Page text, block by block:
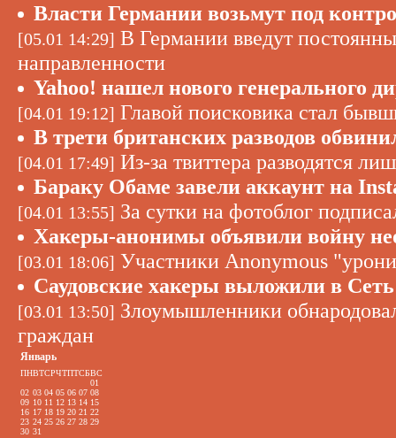
Власти Германии возьмут под
[05.01 14:29] В Германии введут
направленности
Yahoo! нашел нового генерального
[04.01 19:12] Главой поисковика стал
В трети британских разводов
[04.01 17:49] Из-за твиттера разводятся
Бараку Обаме завели аккаунт на
[04.01 13:55] За сутки на фотоблог
Хакеры-анонимы объявили войну
[03.01 18:06] Участники Anonymous
Саудовские хакеры выложили в
[03.01 13:50] Злоумышленники
граждан
Январь
ПНВТСРЧТПТСБВС
01
02 03 04 05 06 07 08
09 10 11 12 13 14 15
16 17 18 19 20 21 22
23 24 25 26 27 28 29
30 31